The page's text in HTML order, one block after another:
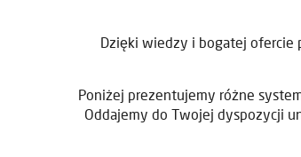
Dzięki wiedzy i bogatej ofercie
Poniżej prezentujemy różne
Oddajemy do Twojej dyspozycji